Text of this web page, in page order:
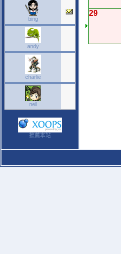
bing
andy
charlie
neil
推薦本站
29